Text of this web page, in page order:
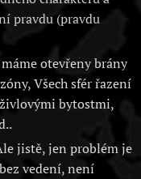
pravdu (pravdu
otevřeny brány
Všech sfér řazení
bytostmi,
jistě, jen problém je
vedení, není